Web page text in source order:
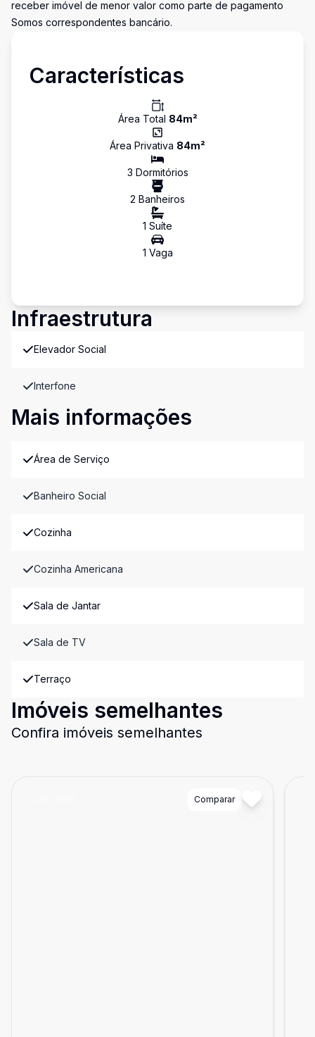
receber imóvel de menor valor como parte de pagamento
Somos correspondentes bancário.
Características
Área Total 84m²
Área Privativa 84m²
3 Dormitórios
2 Banheiros
1 Suíte
1 Vaga
Infraestrutura
Elevador Social
Interfone
Mais informações
Área de Serviço
Banheiro Social
Cozinha
Cozinha Americana
Sala de Jantar
Sala de TV
Terraço
Imóveis semelhantes
Confira imóveis semelhantes
Comparar